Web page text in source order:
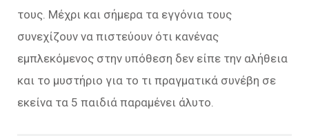
τους. Μέχρι και σήμερα τα εγγόνια τους
συνεχίζουν να πιστεύουν ότι κανένας
εμπλεκόμενος στην υπόθεση δεν είπε την αλήθεια
και το μυστήριο για το τι πραγματικά συνέβη σε
εκείνα τα 5 παιδιά παραμένει άλυτο.